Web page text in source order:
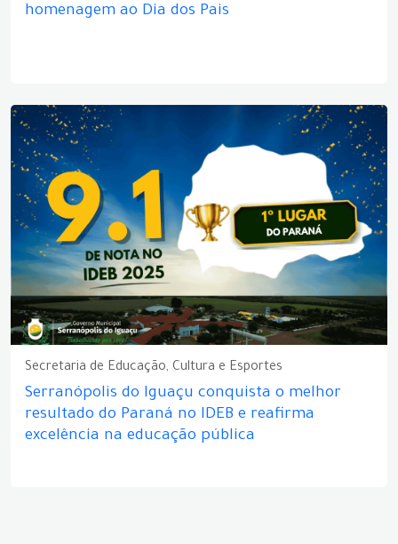
homenagem ao Dia dos Pais
Secretaria de Educação, Cultura e Esportes
Serranópolis do Iguaçu conquista o melhor
resultado do Paraná no IDEB e reafirma
excelência na educação pública